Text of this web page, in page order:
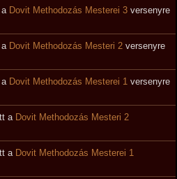
a Dovit Methodozás Mesterei 3 versenyre
a Dovit Methodozás Mesteri 2 versenyre
a Dovit Methodozás Mesterei 1 versenyre
a Dovit Methodozás Mesteri 2
a Dovit Methodozás Mesterei 1